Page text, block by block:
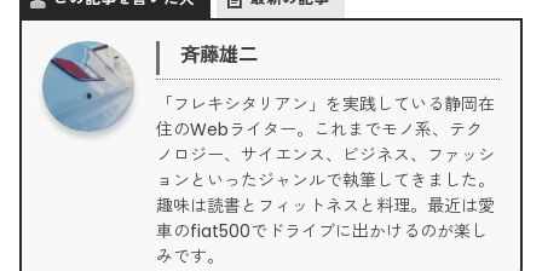
斉藤雄二
「フレキシタリアン」を実践している静岡在
住のWebライター。これまでモノ系、テク
ノロジー、サイエンス、ビジネス、ファッシ
ョンといったジャンルで執筆してきました。
趣味は読書とフィットネスと料理。最近は愛
車のfiat500でドライブに出かけるのが楽し
みです。